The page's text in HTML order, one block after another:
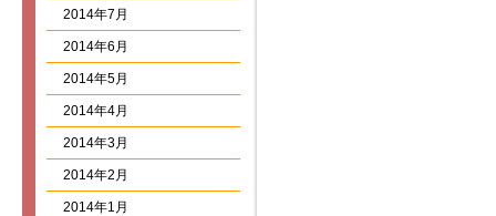
2014年7月
2014年6月
2014年5月
2014年4月
2014年3月
2014年2月
2014年1月